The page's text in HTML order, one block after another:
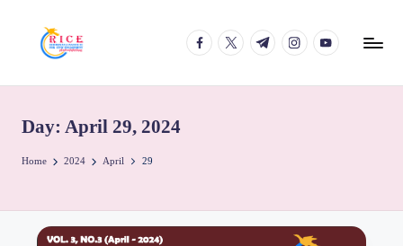
facebook.com
twitter.com
t.me instagram.com
youtube.com
Day: April 29, 2024
Home 2024 April 29